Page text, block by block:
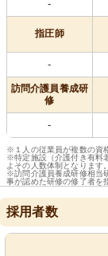
-
指圧師
-
訪問介護員養成研
修
-
※１人の従業員が複数の資
※特定施設（介護付き有料
よその人数体制となります
※訪問介護員養成研修相当
事が認めた研修の修了者を
採用者数